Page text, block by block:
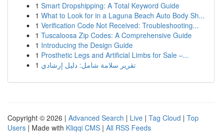
1 Smart Dropshipping: A Total Keyword Guide
1 What to Look for in a Laguna Beach Auto Body Sh...
1 Verification Code Not Received: Troubleshooting...
1 Tuscaloosa Zip Codes: A Comprehensive Guide
1 Introducing the Design Guide
1 Prosthetic Legs and Artificial Limbs for Sale –...
1 تقرير سلامة شامل: دليل إرشادي
Copyright © 2026 | Advanced Search | Live | Tag Cloud | Top
Users | Made with Kliqqi CMS | All RSS Feeds